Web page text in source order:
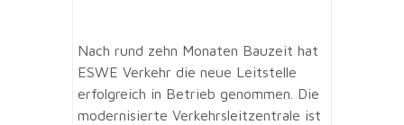
Nach rund zehn Monaten Bauzeit hat
ESWE Verkehr die neue Leitstelle
erfolgreich in Betrieb genommen. Die
modernisierte Verkehrsleitzentrale ist